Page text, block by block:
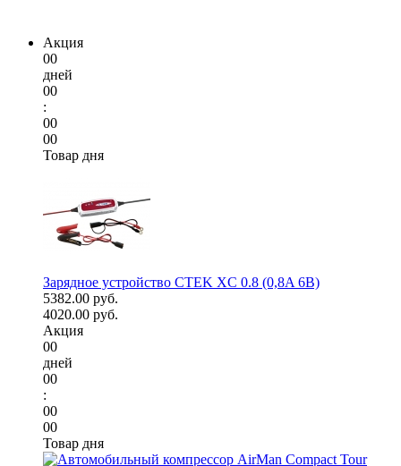
Акция
00
дней
00
:
00
00
Товар дня
Зарядное устройство CTEK XC 0.8 (0,8A 6В)
5382.00 руб.
4020.00 руб.
Акция
00
дней
00
:
00
00
Товар дня